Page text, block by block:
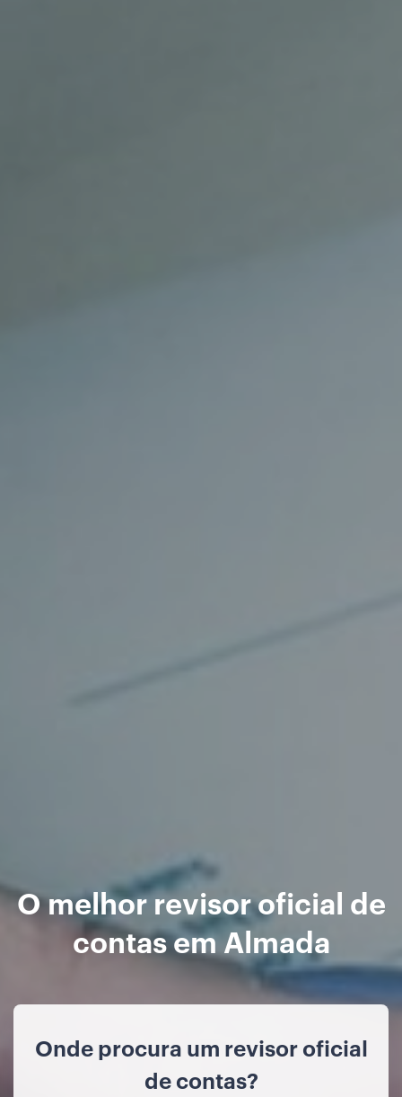
O melhor revisor oficial de
contas em Almada
Onde procura um revisor oficial
de contas?